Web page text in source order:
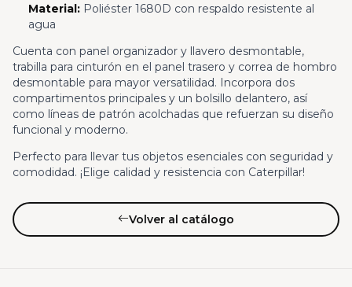
Material:Poliéster 1680D con respaldo resistente al
agua
Cuenta con panel organizador y llavero desmontable,
trabilla para cinturón en el panel trasero y correa de hombro
desmontable para mayor versatilidad. Incorpora dos
compartimentos principales y un bolsillo delantero, así
como líneas de patrón acolchadas que refuerzan su diseño
funcional y moderno.
Perfecto para llevar tus objetos esenciales con seguridad y
comodidad. ¡Elige calidad y resistencia con Caterpillar!
Volver al catálogo